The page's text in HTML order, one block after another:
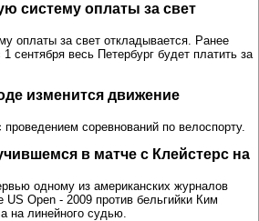
систему оплаты за свет
оплаты за свет откладывается. Ранее
сентября весь Петербург будет платить за
изменится движение
соревнований по велоспорту.
в матче с Клейстерс на
одному из американских журналов
Open - 2009 против бельгийки Ким
на линейного судью.